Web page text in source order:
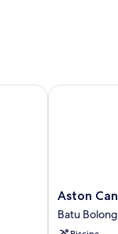
Aston
Canggu
Beach
Aston
Batu Bolong
Aston